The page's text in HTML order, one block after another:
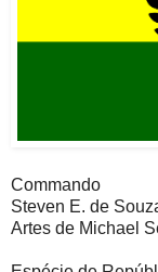
Commando
Steven E. de
Artes de Michael